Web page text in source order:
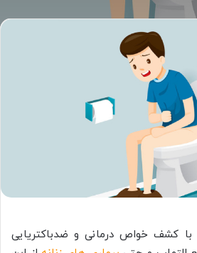
با کشف خواص درمانی و ضدباکتریایی‌